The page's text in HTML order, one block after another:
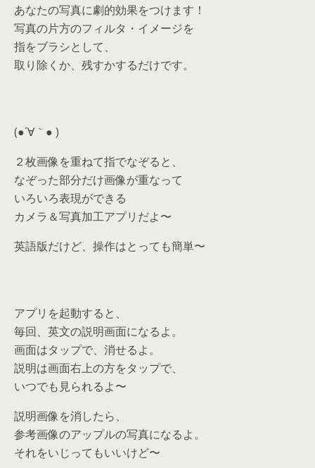
あなたの写真に劇的効果をつけます！
写真の片方のフィルタ・イメージを
指をブラシとして、
取り除くか、残すかするだけです。
(●´∀｀● )
２枚画像を重ねて指でなぞると、
なぞった部分だけ画像が重なって
いろいろ表現ができる
カメラ＆写真加工アプリだよ〜
英語版だけど、操作はとっても簡単〜
アプリを起動すると、
毎回、英文の説明画面になるよ。
画面はタップで、消せるよ。
説明は画面右上の方をタップで、
いつでも見られるよ〜
説明画像を消したら、
参考画像のアップルの写真になるよ。
それをいじってもいいけど〜